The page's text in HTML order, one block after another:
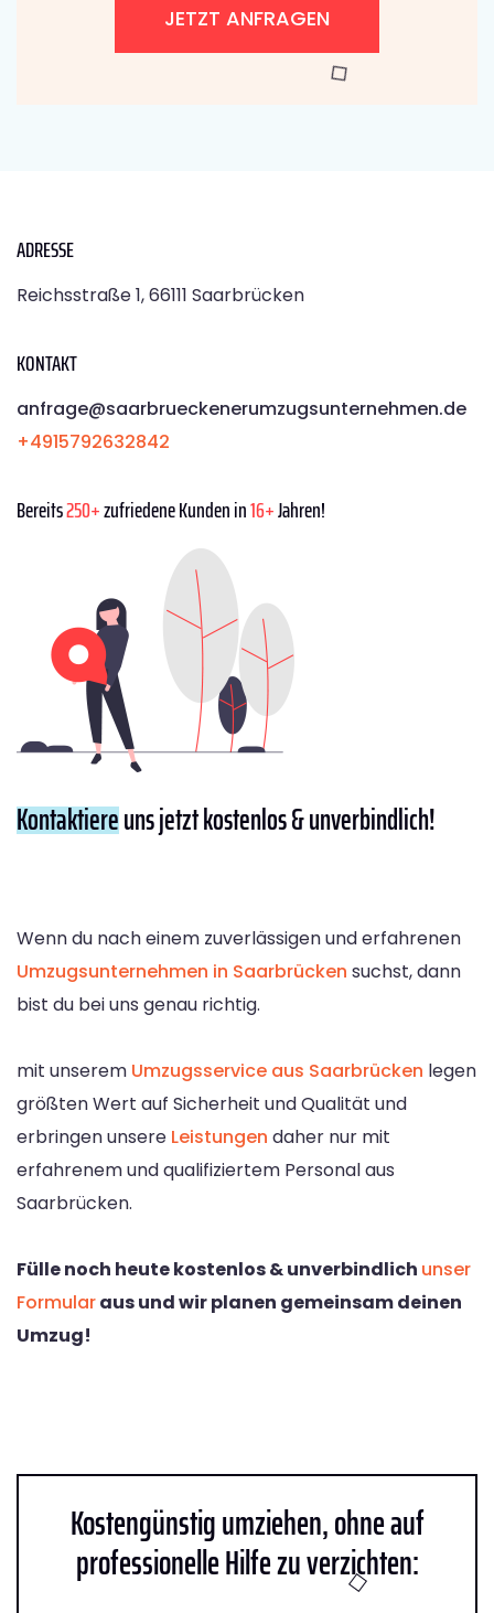
JETZT ANFRAGEN
ADRESSE
Reichsstraße 1, 66111 Saarbrücken
KONTAKT
anfrage@saarbrueckenerumzugsunternehmen.de
+4915792632842
Bereits250+zufriedene Kunden in16+Jahren!
Kontaktiereuns jetzt kostenlos & unverbindlich!
Wenn du nach einem zuverlässigen und erfahrenen
Umzugsunternehmen in Saarbrücken suchst, dann
bist du bei uns genau richtig.
mit unserem Umzugsservice aus Saarbrücken legen
größten Wert auf Sicherheit und Qualität und
erbringen unsere Leistungen daher nur mit
erfahrenem und qualifiziertem Personal aus
Saarbrücken.
Fülle noch heute kostenlos & unverbindlich unser
Formularaus und wir planen gemeinsam deinen
Umzug!
Kostengünstig umziehen, ohne auf
professionelle Hilfe zu verzichten: